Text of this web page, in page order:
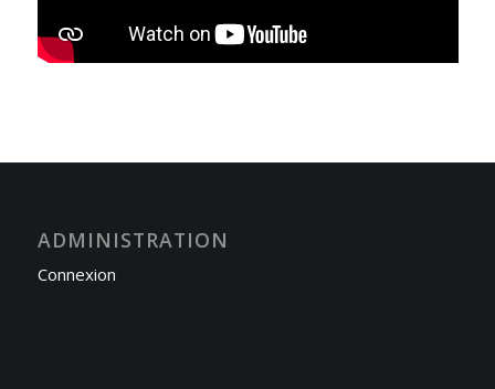
ADMINISTRATION
Connexion